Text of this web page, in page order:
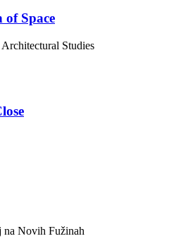
of Space
Studies
na Novih Fužinah